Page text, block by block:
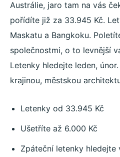
Austrálie, jaro tam na vás
pořídíte již za 33.945 Kč.
Maskatu a Bangkoku.
společnostmi, o to levnější
Letenky hledejte leden,
krajinou, městskou
Letenky od 33.945 Kč
Ušetříte až 6.000 Kč
Zpáteční letenky hledejte